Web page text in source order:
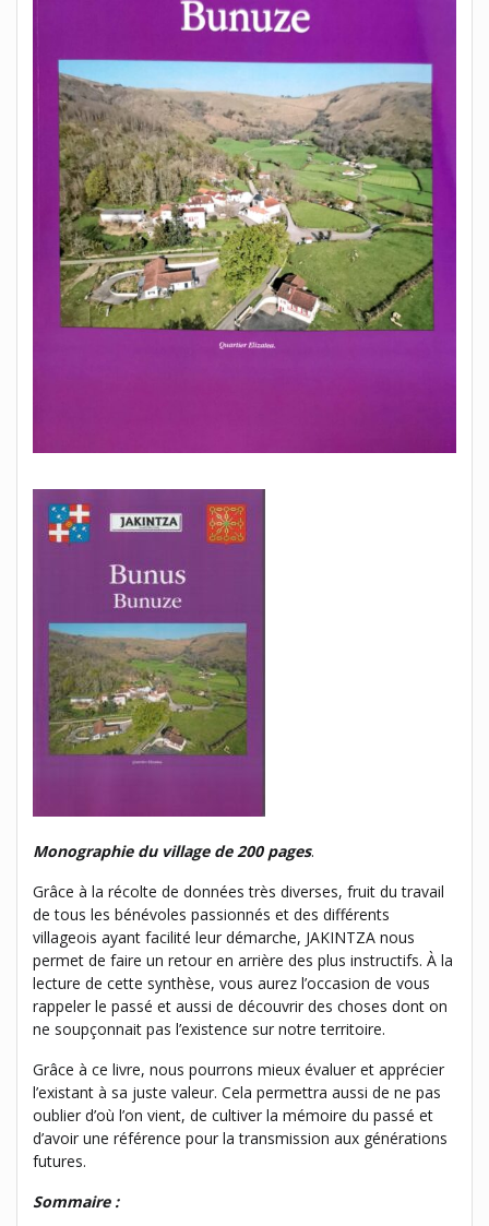
Monographie du village de 200 pages.
Grâce à la récolte de données très diverses, fruit du travail
de tous les bénévoles passionnés et des différents
villageois ayant facilité leur démarche, JAKINTZA nous
permet de faire un retour en arrière des plus instructifs. À la
lecture de cette synthèse, vous aurez l’occasion de vous
rappeler le passé et aussi de découvrir des choses dont on
ne soupçonnait pas l’existence sur notre territoire.
Grâce à ce livre, nous pourrons mieux évaluer et apprécier
l’existant à sa juste valeur. Cela permettra aussi de ne pas
oublier d’où l’on vient, de cultiver la mémoire du passé et
d’avoir une référence pour la transmission aux générations
futures.
Sommaire :